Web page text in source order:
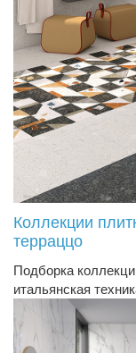
Коллекции
терраццо
Подборка
итальянская